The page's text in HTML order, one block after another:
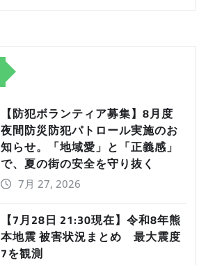
【防犯ボランティア募集】8月度
夜間防災防犯パトロール実施のお
知らせ。「地域愛」と「正義感」
で、夏の街の安全を守り抜く
7月 27, 2026
【7月28日 21:30現在】令和8年熊
本地震 被害状況まとめ 最大震度
7を観測